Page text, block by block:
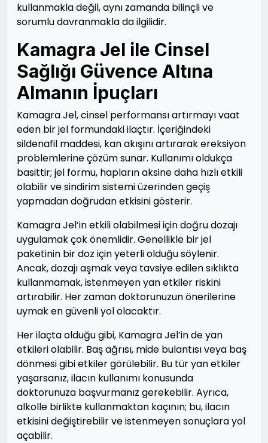
kullanmakla değil, aynı zamanda bilinçli ve
sorumlu davranmakla da ilgilidir.
Kamagra Jel ile Cinsel
Sağlığı Güvence Altına
Almanın İpuçları
Kamagra Jel, cinsel performansı artırmayı vaat
eden bir jel formundaki ilaçtır. İçeriğindeki
sildenafil maddesi, kan akışını artırarak ereksiyon
problemlerine çözüm sunar. Kullanımı oldukça
basittir; jel formu, hapların aksine daha hızlı etkili
olabilir ve sindirim sistemi üzerinden geçiş
yapmadan doğrudan etkisini gösterir.
Kamagra Jel’in etkili olabilmesi için doğru dozajı
uygulamak çok önemlidir. Genellikle bir jel
paketinin bir doz için yeterli olduğu söylenir.
Ancak, dozajı aşmak veya tavsiye edilen sıklıkta
kullanmamak, istenmeyen yan etkiler riskini
artırabilir. Her zaman doktorunuzun önerilerine
uymak en güvenli yol olacaktır.
Her ilaçta olduğu gibi, Kamagra Jel’in de yan
etkileri olabilir. Baş ağrısı, mide bulantısı veya baş
dönmesi gibi etkiler görülebilir. Bu tür yan etkiler
yaşarsanız, ilacın kullanımı konusunda
doktorunuza başvurmanız gerekebilir. Ayrıca,
alkolle birlikte kullanmaktan kaçının; bu, ilacın
etkisini değiştirebilir ve istenmeyen sonuçlara yol
açabilir.